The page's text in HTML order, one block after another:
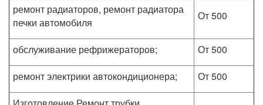
ремонт радиаторов, ремонт радиатора
печки автомобиля
От 500
обслуживание рефрижераторов;
От 500
ремонт электрики автокондиционера;
От 500